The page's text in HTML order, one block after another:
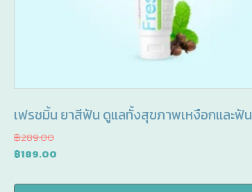
เฟรชมิ้น ยาสีฟัน ดูแลทั้งสุขภาพเหงือกและฟัน
฿289.00
Original
was:
฿189.00
is: